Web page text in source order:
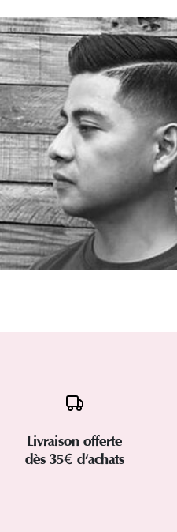
Livraison offerte
dès 35€ d'achats